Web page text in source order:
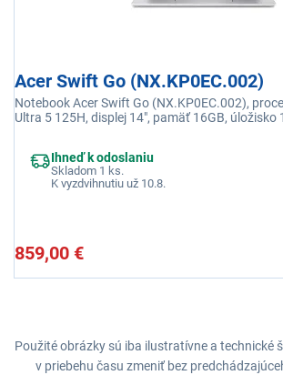
Acer Swift Go (NX.KP0EC.002)
Notebook Acer Swift Go (NX.KP0EC.002),
Ultra 5 125H, displej 14", pamäť 16GB, úložisko
Ihneď k odoslaniu
Skladom 1 ks.
K vyzdvihnutiu už 10.8.
859,00 €
Použité obrázky sú iba ilustratívne a technické
v priebehu času zmeniť bez